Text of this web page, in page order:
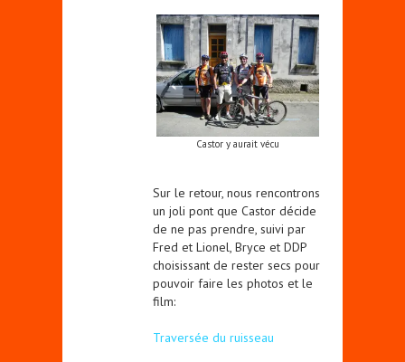
Castor y aurait vécu
Sur le retour, nous rencontrons
un joli pont que Castor décide
de ne pas prendre, suivi par
Fred et Lionel, Bryce et DDP
choisissant de rester secs pour
pouvoir faire les photos et le
film:
Traversée du ruisseau